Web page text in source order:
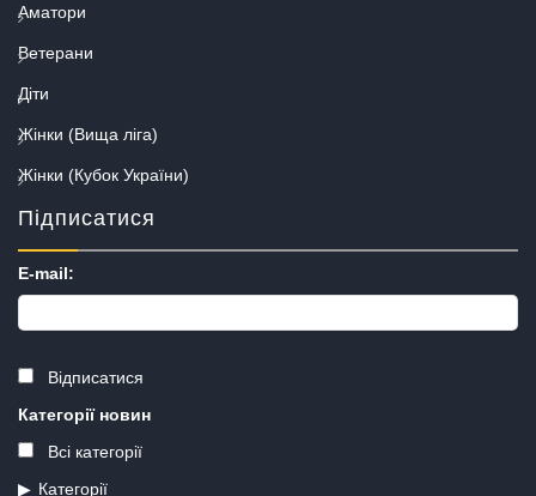
Аматори
Ветерани
Діти
Жінки (Вища ліга)
Жінки (Кубок України)
Підписатися
E-mail:
Відписатися
Категорії новин
Всі категорії
Категорії